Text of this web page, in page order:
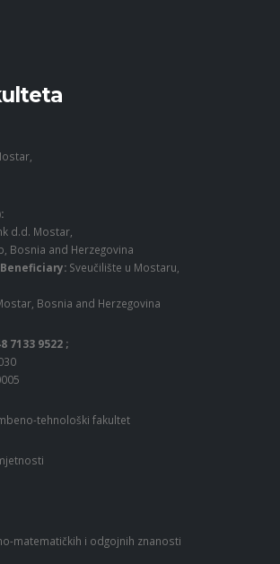
d.d. Mostar,
Bosnia and Herzegovina
Sveučilište u Mostaru,
Bosnia and Herzegovina
7133 9522 ;
tehnološki fakultet
matematičkih i odgojnih znanosti